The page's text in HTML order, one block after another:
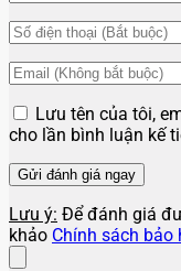
Lưu tên của tôi,
cho lần bình luận kế
Lưu ý: Để đánh giá
khảo Chính sách bảo